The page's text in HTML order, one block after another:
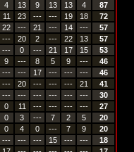
4 13 9 13 13 4
87
11 23 --- --- 19 18
72
22 --- 21 --- 14 ---
57
--- 20 2 --- 22 13
57
--- 0 --- 21 17 15
53
9 --- 8 5 9 ---
46
--- --- 17 --- --- ---
46
--- 20 --- --- --- 21
41
--- --- --- --- --- ---
30
0 11 --- --- --- ---
27
0 3 --- 7 2 5
20
0 4 0 --- 7 9
20
--- --- --- 15 --- ---
18